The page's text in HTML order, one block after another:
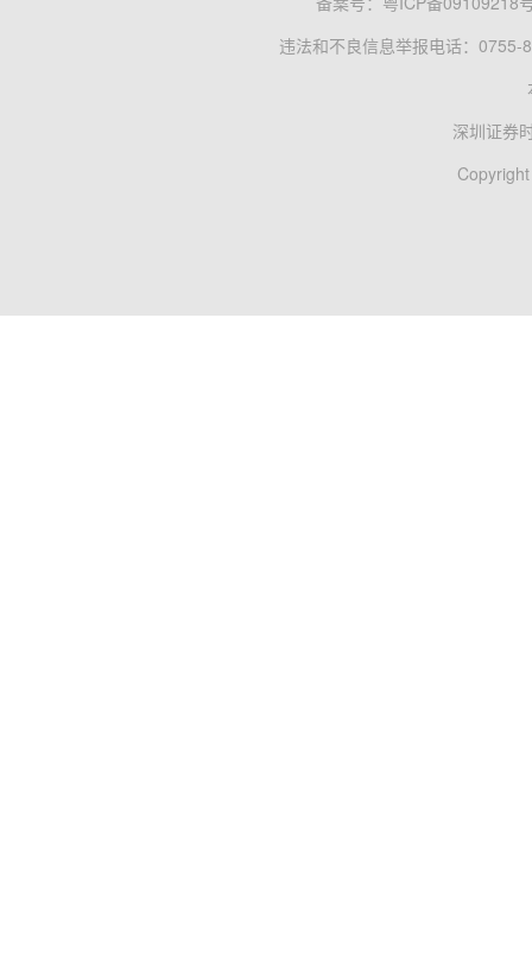
违法和不良信息举报电话：0755-
深圳证券